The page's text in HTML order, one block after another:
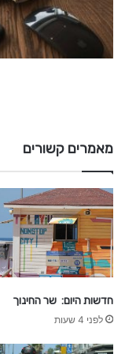
s
L
v
lמאמרים קשורים
חדשות היום: שר החינוך
לפני 4 שעות